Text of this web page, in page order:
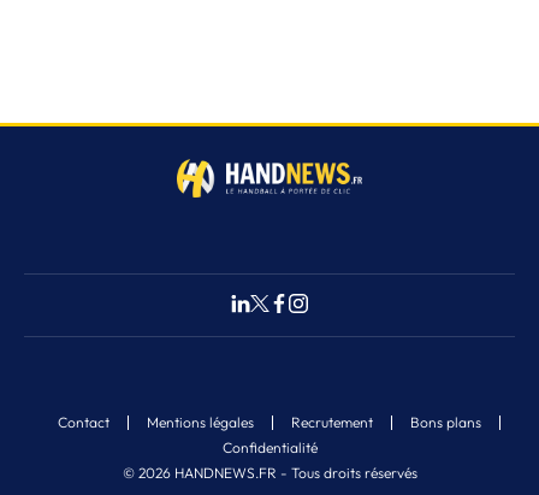
© 2026 HANDNEWS.FR - Tous droits réservés
Contact Mentions légales Recrutement
Bons plans
Confidentialité